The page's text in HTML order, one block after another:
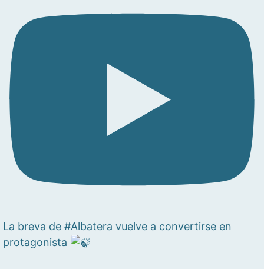
La breva de #Albatera vuelve a convertirse en
protagonista